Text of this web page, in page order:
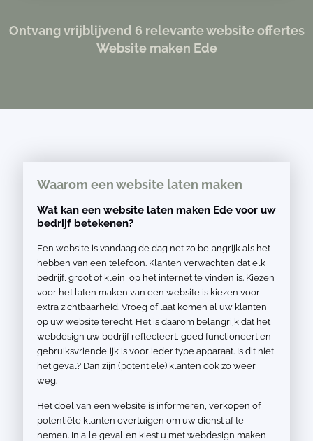
Ontvang vrijblijvend 6 relevante website offertes
Website maken Ede
Waarom een website laten maken
Wat kan een website laten maken Ede voor uw
bedrijf betekenen?
Een website is vandaag de dag net zo belangrijk als het
hebben van een telefoon. Klanten verwachten dat elk
bedrijf, groot of klein, op het internet te vinden is. Kiezen
voor het laten maken van een website is kiezen voor
extra zichtbaarheid. Vroeg of laat komen al uw klanten
op uw website terecht. Het is daarom belangrijk dat het
webdesign uw bedrijf reflecteert, goed functioneert en
gebruiksvriendelijk is voor ieder type apparaat. Is dit niet
het geval? Dan zijn (potentiële) klanten ook zo weer
weg.
Het doel van een website is informeren, verkopen of
potentiële klanten overtuigen om uw dienst af te
nemen. In alle gevallen kiest u met webdesign maken